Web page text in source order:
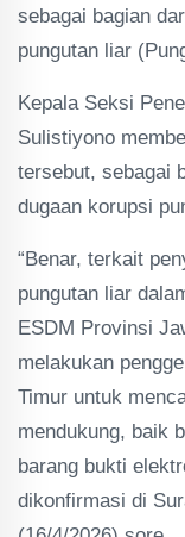
sebagai bagian
pungutan liar
Kepala Seksi
Sulistiyono
tersebut, sebagai
dugaan korupsi
“Benar, terkait
pungutan liar
ESDM Provinsi
melakukan
Timur untuk
mendukung, baik
barang bukti
dikonfirmasi di